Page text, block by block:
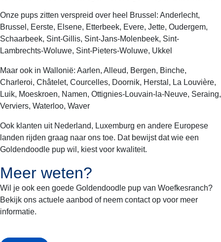
Onze pups zitten verspreid over heel Brussel: Anderlecht,
Brussel, Eerste, Elsene, Etterbeek, Evere, Jette, Oudergem,
Schaarbeek, Sint-Gillis, Sint-Jans-Molenbeek, Sint-
Lambrechts-Woluwe, Sint-Pieters-Woluwe, Ukkel
Maar ook in Wallonië: Aarlen, Alleud, Bergen, Binche,
Charleroi, Châtelet, Courcelles, Doornik, Herstal, La Louvière,
Luik, Moeskroen, Namen, Ottignies-Louvain-la-Neuve, Seraing,
Verviers, Waterloo, Waver
Ook klanten uit Nederland, Luxemburg en andere Europese
landen rijden graag naar ons toe. Dat bewijst dat wie een
Goldendoodle pup wil, kiest voor kwaliteit.
Meer weten?
Wil je ook een goede Goldendoodle pup van Woefkesranch?
Bekijk ons actuele aanbod of neem contact op voor meer
informatie.